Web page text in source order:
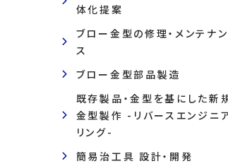
体化提案
ブロー金型の修理・メンテナン
ス
ブロー金型部品製造
既存製品・金型を基にした新
金型製作 -リバースエンジニ
リング-
簡易治工具 設計・開発